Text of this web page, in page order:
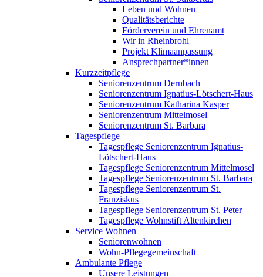
Leben und Wohnen
Qualitätsberichte
Förderverein und Ehrenamt
Wir in Rheinbrohl
Projekt Klimaanpassung
Ansprechpartner*innen
Kurzzeitpflege
Seniorenzentrum Dernbach
Seniorenzentrum Ignatius-Lötschert-Haus
Seniorenzentrum Katharina Kasper
Seniorenzentrum Mittelmosel
Seniorenzentrum St. Barbara
Tagespflege
Tagespflege Seniorenzentrum Ignatius-
Lötschert-Haus
Tagespflege Seniorenzentrum Mittelmosel
Tagespflege Seniorenzentrum St. Barbara
Tagespflege Seniorenzentrum St.
Franziskus
Tagespflege Seniorenzentrum St. Peter
Tagespflege Wohnstift Altenkirchen
Service Wohnen
Seniorenwohnen
Wohn-Pflegegemeinschaft
Ambulante Pflege
Unsere Leistungen